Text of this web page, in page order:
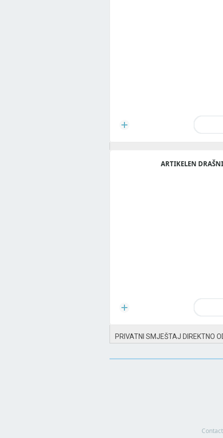
ARTIKELEN
PRIVATNI SMJEŠTAJ DIREKTNO
Contact